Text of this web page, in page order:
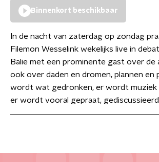
Binnenkort beschikbaar
In de nacht van zaterdag op zondag
Filemon Wesselink wekelijks live in
Balie met een prominente gast over de
ook over daden en dromen, plannen en
wordt wat gedronken, er wordt muziek
er wordt vooral gepraat,